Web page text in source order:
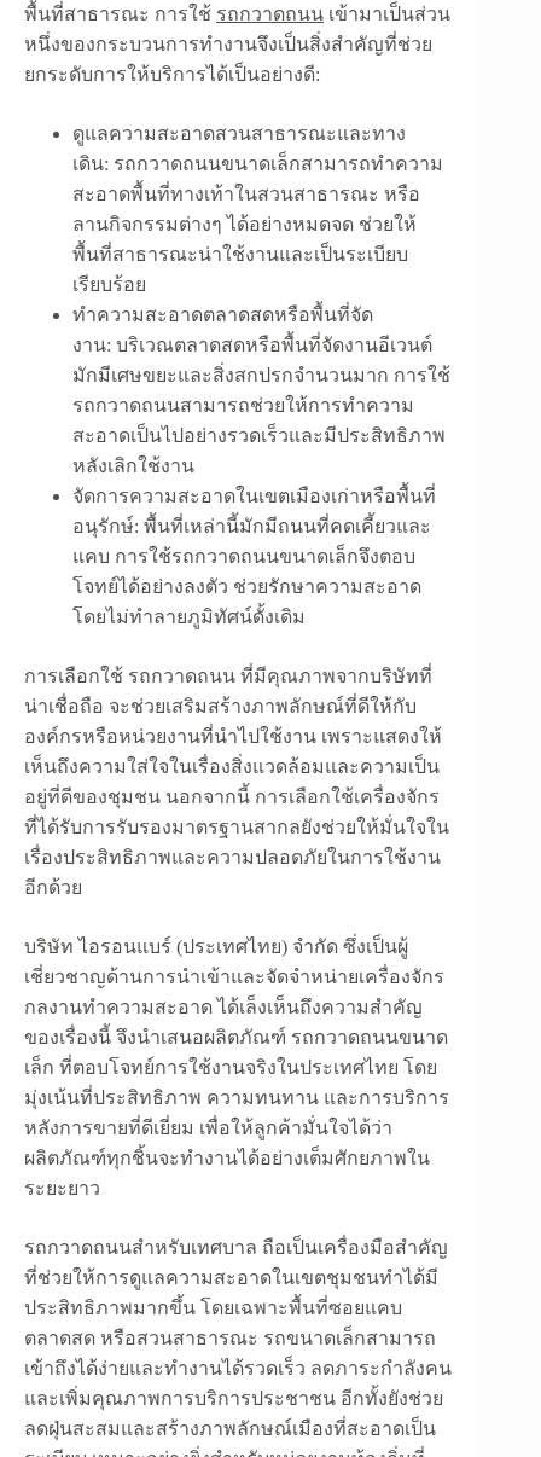
พื้นที่สาธารณะ การใช้ รถกวาดถนน เข้ามาเป็นส่วน
หนึ่งของกระบวนการทำงานจึงเป็นสิ่งสำคัญที่ช่วย
ยกระดับการให้บริการได้เป็นอย่างดี:
ดูแลความสะอาดสวนสาธารณะและทาง
เดิน: รถกวาดถนนขนาดเล็กสามารถทำความ
สะอาดพื้นที่ทางเท้าในสวนสาธารณะ หรือ
ลานกิจกรรมต่างๆ ได้อย่างหมดจด ช่วยให้
พื้นที่สาธารณะน่าใช้งานและเป็นระเบียบ
เรียบร้อย
ทำความสะอาดตลาดสดหรือพื้นที่จัด
งาน: บริเวณตลาดสดหรือพื้นที่จัดงานอีเวนต์
มักมีเศษขยะและสิ่งสกปรกจำนวนมาก การใช้
รถกวาดถนนสามารถช่วยให้การทำความ
สะอาดเป็นไปอย่างรวดเร็วและมีประสิทธิภาพ
หลังเลิกใช้งาน
จัดการความสะอาดในเขตเมืองเก่าหรือพื้นที่
อนุรักษ์: พื้นที่เหล่านี้มักมีถนนที่คดเคี้ยวและ
แคบ การใช้รถกวาดถนนขนาดเล็กจึงตอบ
โจทย์ได้อย่างลงตัว ช่วยรักษาความสะอาด
โดยไม่ทำลายภูมิทัศน์ดั้งเดิม
การเลือกใช้ รถกวาดถนน ที่มีคุณภาพจากบริษัทที่
น่าเชื่อถือ จะช่วยเสริมสร้างภาพลักษณ์ที่ดีให้กับ
องค์กรหรือหน่วยงานที่นำไปใช้งาน เพราะแสดงให้
เห็นถึงความใส่ใจในเรื่องสิ่งแวดล้อมและความเป็น
อยู่ที่ดีของชุมชน นอกจากนี้ การเลือกใช้เครื่องจักร
ที่ได้รับการรับรองมาตรฐานสากลยังช่วยให้มั่นใจใน
เรื่องประสิทธิภาพและความปลอดภัยในการใช้งาน
อีกด้วย
บริษัท ไอรอนแบร์ (ประเทศไทย) จำกัด ซึ่งเป็นผู้
เชี่ยวชาญด้านการนำเข้าและจัดจำหน่ายเครื่องจักร
กลงานทำความสะอาด ได้เล็งเห็นถึงความสำคัญ
ของเรื่องนี้ จึงนำเสนอผลิตภัณฑ์ รถกวาดถนนขนาด
เล็ก ที่ตอบโจทย์การใช้งานจริงในประเทศไทย โดย
มุ่งเน้นที่ประสิทธิภาพ ความทนทาน และการบริการ
หลังการขายที่ดีเยี่ยม เพื่อให้ลูกค้ามั่นใจได้ว่า
ผลิตภัณฑ์ทุกชิ้นจะทำงานได้อย่างเต็มศักยภาพใน
ระยะยาว
รถกวาดถนนสำหรับเทศบาล ถือเป็นเครื่องมือสำคัญ
ที่ช่วยให้การดูแลความสะอาดในเขตชุมชนทำได้มี
ประสิทธิภาพมากขึ้น โดยเฉพาะพื้นที่ซอยแคบ
ตลาดสด หรือสวนสาธารณะ รถขนาดเล็กสามารถ
เข้าถึงได้ง่ายและทำงานได้รวดเร็ว ลดภาระกำลังคน
และเพิ่มคุณภาพการบริการประชาชน อีกทั้งยังช่วย
ลดฝุ่นสะสมและสร้างภาพลักษณ์เมืองที่สะอาดเป็น